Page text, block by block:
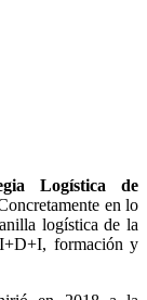
Logística de
en lo
logística de la
formación y